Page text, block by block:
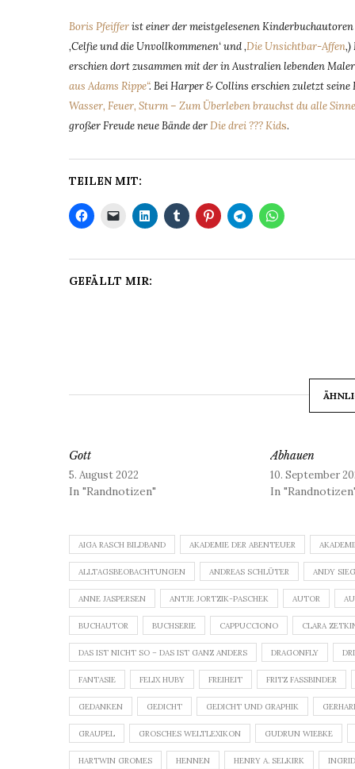
Boris Pfeifferist einer der meistgelesenen Kinderbuchautoren
‚Celfie und die Unvollkommenen‘ und ‚Die Unsichtbar-Affen
erschien dort zusammen mit der in Australien lebenden
aus Adams Rippe“. Bei Harper & Collins erschien zuletzt seine
Wasser, Feuer, Sturm – Zum Überleben brauchst du alle
großer Freude neue Bände derDie drei ??? Kids.
TEILEN MIT:
GEFÄLLT MIR:
Gott
5. August 2022
In "Randnotizen"
Abhauen
10. September
In
AIGA RASCH BILDBAND AKADEMIE DER ABENTEUER
ALLTAGSBEOBACHTUNGEN ANDREAS SCHLÜTER ANDY
ANNE JASPERSEN ANTJE JORTZIK-PASCHEK AUTOR
BUCHAUTOR BUCHSERIE CAPPUCCIONO CLARA
DAS IST NICHT SO – DAS IST GANZ ANDERS DRAGONFLY
FANTASIE FELIX HUBY FREIHEIT FRITZ FASSBINDER
GEDANKEN GEDICHT GEDICHT UND GRAPHIK
GRAUPEL GROSCHES WELTLEXIKON GUDRUN WIEBKE
HARTWIN GROMES HENNEN HENRY A. SELKIRK